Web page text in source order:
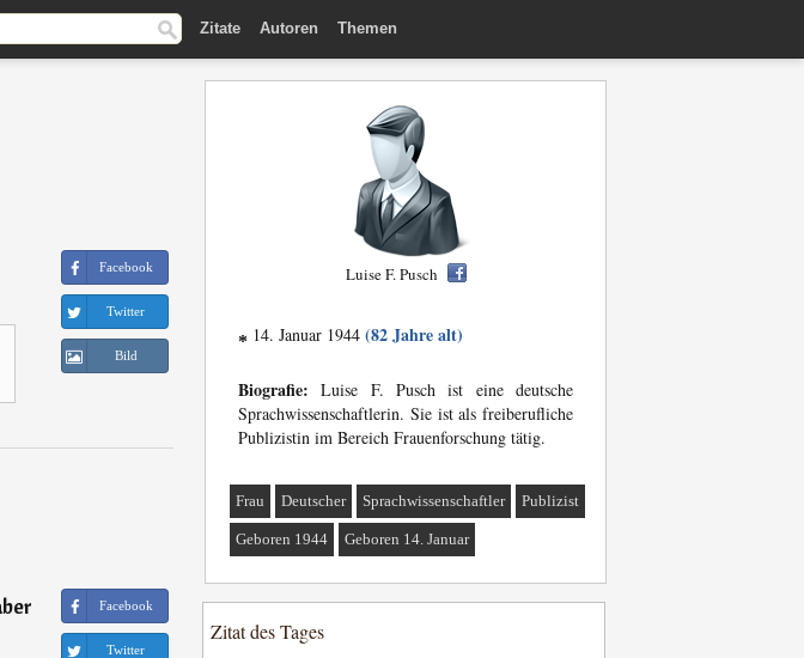
Zitate Autoren Themen
Facebook
Twitter
Bild
Facebook
Twitter
Luise F. Pusch
* 14. Januar 1944 (82 Jahre alt)
Biografie: Luise F. Pusch ist eine deutsche
Sprachwissenschaftlerin. Sie ist als freiberufliche
Publizistin im Bereich Frauenforschung tätig.
Frau Deutscher Sprachwissenschaftler Publizist
Geboren 1944 Geboren 14. Januar
Zitat des Tages